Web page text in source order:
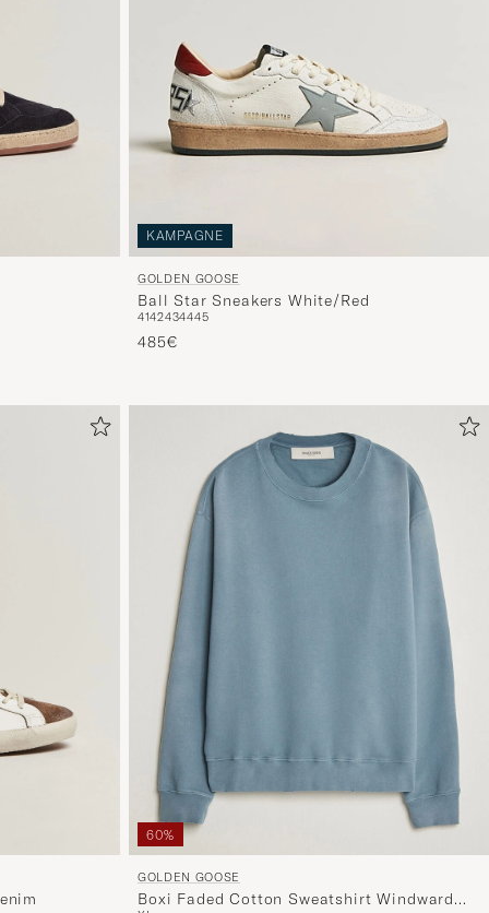
KAMPAGNE
GOLDEN GOOSE
Ball Star Sneakers White/Red
4142434445
485€
60%
GOLDEN GOOSE
Boxi Faded Cotton Sweatshirt Windward